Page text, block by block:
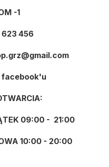
-1
623 456
facebook'u
09:00 - 21:00
10:00 - 20:00